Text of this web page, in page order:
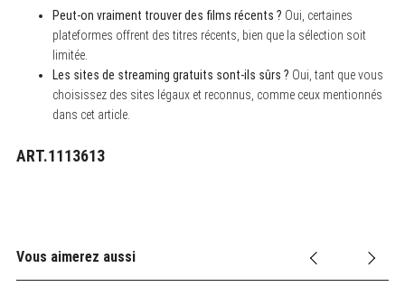
Peut-on vraiment trouver des films récents ? Oui, certaines
plateformes offrent des titres récents, bien que la sélection soit
limitée.
Les sites de streaming gratuits sont-ils sûrs ? Oui, tant que vous
choisissez des sites légaux et reconnus, comme ceux mentionnés
dans cet article.
ART.1113613
Vous aimerez aussi